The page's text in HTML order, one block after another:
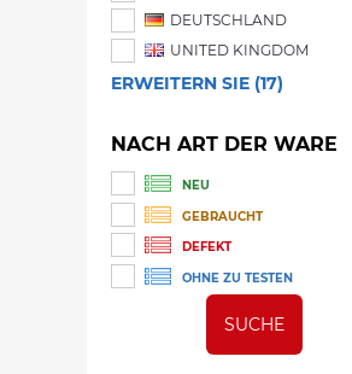
DEUTSCHLAND
UNITED KINGDOM
ERWEITERN SIE (17)
NACH ART DER WARE
NEU
GEBRAUCHT
DEFEKT
OHNE ZU TESTEN
SUCHE